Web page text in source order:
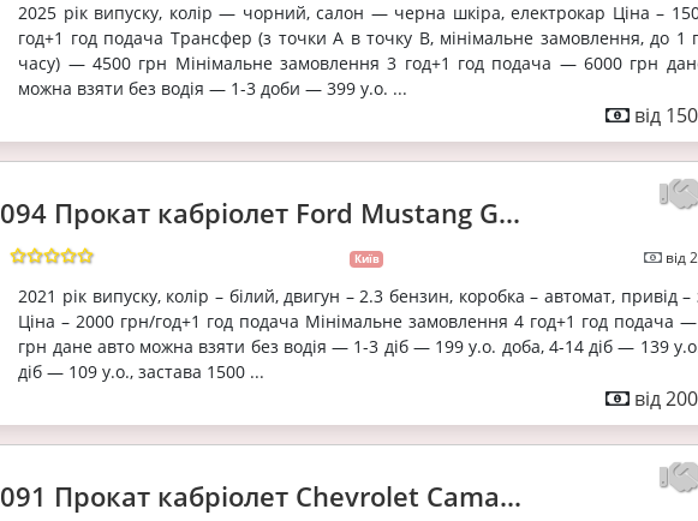
2025 рік випуску, колір — чорний, салон — черна шкіра, електрокар Ціна –
год+1 год подача Трансфер (з точки А в точку В, мінімальне замовлення, до 1
часу) — 4500 грн Мінімальне замовлення 3 год+1 год подача — 6000 грн
можна взяти без водія — 1-3 доби — 399 у.о. ...
від
094 Прокат кабріолет Ford Mustang G...
Київ від
2021 рік випуску, колір – білий, двигун – 2.3 бензин, коробка – автомат, привід –
Ціна – 2000 грн/год+1 год подача Мінімальне замовлення 4 год+1 год подача
грн дане авто можна взяти без водія — 1-3 діб — 199 у.о. доба, 4-14 діб — 139
діб — 109 у.о., застава 1500 ...
від
091 Прокат кабріолет Chevrolet Cama...